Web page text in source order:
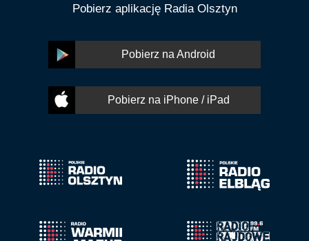
Pobierz aplikację Radia Olsztyn
Pobierz na Android
Pobierz na iPhone / iPad